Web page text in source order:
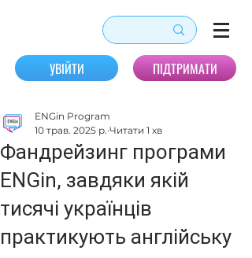
УВІЙТИ ПІДТРИМАТИ
Фандрейзинг програми
ENGin, завдяки якій
тисячі українців
практикують англійську
ENGin Program
10 трав. 2025 р. Читати 1 хв